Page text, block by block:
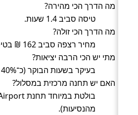
מה הדרך הכי מהירה?
טיסה סביב 1.4 שעות.
מה הדרך הכי זולה?
מחיר רצפה סביב 162 ₪ בטיסה.
מתי יש הכי הרבה יציאות?
בעיקר בשעות הבוקר (כ־40% מהיציאות).
האם יש תחנה מרכזית במסלול?
מהנסיעות).